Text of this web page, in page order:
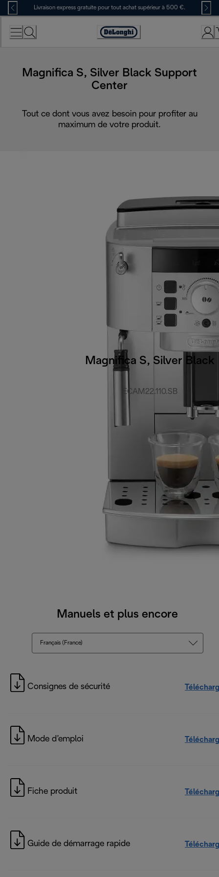
Skip
to
Content
Livraison express gratuite pour tout achat supérieur à 500 €.
Déclaration
Magnifica S, Silver Black Support
Center
Tout ce dont vous avez besoin pour profiter au
maximum de votre produit.
Magnifica S, Silver Black
ECAM22.110.SB
Manuels et plus encore
Français (France)
Consignes de sécurité
Mode d’emploi
Fiche produit
Guide de démarrage rapide